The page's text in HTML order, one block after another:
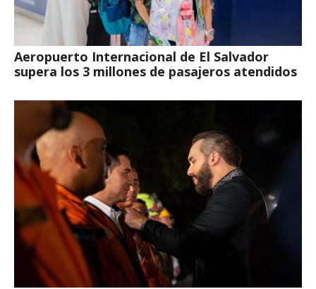
Aeropuerto Internacional de El Salvador
supera los 3 millones de pasajeros atendidos